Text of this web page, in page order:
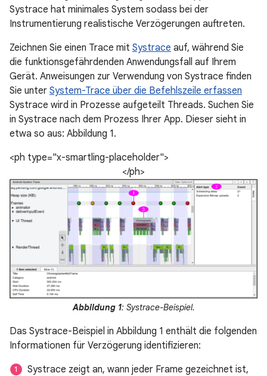
Systrace hat minimales System sodass bei der
Instrumentierung realistische Verzögerungen auftreten.
Zeichnen Sie einen Trace mit Systrace auf, während Sie
die funktionsgefährdenden Anwendungsfall auf Ihrem
Gerät. Anweisungen zur Verwendung von Systrace finden
Sie unter System-Trace über die Befehlszeile erfassen
Systrace wird in Prozesse aufgeteilt Threads. Suchen Sie
in Systrace nach dem Prozess Ihrer App. Dieser sieht in
etwa so aus: Abbildung 1.
<ph type="x-smartling-placeholder">
</ph>
Abbildung 1: Systrace-Beispiel.
Das Systrace-Beispiel in Abbildung 1 enthält die folgenden
Informationen für Verzögerung identifizieren:
Systrace zeigt an, wann jeder Frame gezeichnet ist,